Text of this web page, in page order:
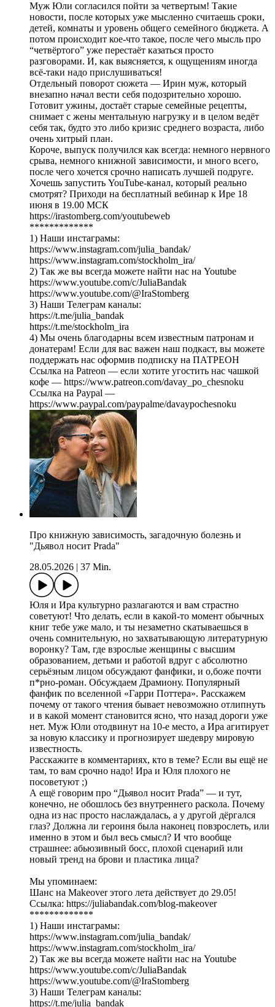
Муж Юли согласился пойти за четвертым! Такие
новости, после которых уже мысленно считаешь сроки,
детей, комнаты и уровень общего семейного бюджета. А
потом происходит кое-что такое, после чего мысль про
“четвёртого” уже перестаёт казаться просто
разговорами. И, как выясняется, к ощущениям иногда
всё-таки надо прислушиваться!
Отдельный поворот сюжета — Ирин муж, который
внезапно начал вести себя подозрительно хорошо.
Готовит ужины, достаёт старые семейные рецепты,
снимает с жены ментальную нагрузку и в целом ведёт
себя так, будто это либо кризис среднего возраста, либо
очень хитрый план.
Короче, выпуск получился как всегда: немного нервного
срыва, немного книжной зависимости, и много всего,
после чего хочется срочно написать лучшей подруге.
Хочешь запустить YouTube-канал, который реально
смотрят? Приходи на бесплатный вебинар к Ире 18
июня в 19.00 МСК
https://irastomberg.com/youtubeweb
*************
1) Наши инстаграмы:
https://www.instagram.com/julia_bandak/
https://www.instagram.com/stockholm_ira/
2) Так же вы всегда можете найти нас на Youtube
https://www.youtube.com/c/JuliaBandak
https://www.youtube.com/@IraStomberg
3) Наши Телеграм каналы:
https://t.me/julia_bandak
https://t.me/stockholm_ira
4) Мы очень благодарны всем известным патронам и
донатерам! Если для вас важен наш подкаст, вы можете
поддержать нас оформив подписку на ПАТРЕОН
Ссылка на Patreon — если хотите угостить нас чашкой
кофе — https://www.patreon.com/davay_po_chesnoku
Ссылка на Paypal —
https://www.paypal.com/paypalme/davaypochesnoku
Про книжную зависимость, загадочную болезнь и
"Дьявол носит Prada"
28.05.2026
37 Min.
Юля и Ира культурно разлагаются и вам страстно
советуют! Что делать, если в какой-то момент обычных
книг тебе уже мало, и ты незаметно скатываешься в
очень сомнительную, но захватывающую литературную
воронку? Там, где взрослые женщины с высшим
образованием, детьми и работой вдруг с абсолютно
серьёзным лицом обсуждают фанфики, и о,боже почти
п*рно-роман. Обсуждаем Драмиону. Популярный
фанфик по вселенной «Гарри Поттера». Расскажем
почему от такого чтения бывает невозможно отлипнуть
и в какой момент становится ясно, что назад дороги уже
нет. Муж Юли отодвинут на 10-е место, а Ира агитирует
за новую классику и прогнозирует шедевру мировую
известность.
Расскажите в комментариях, кто в теме? Если вы ещё не
там, то вам срочно надо! Ира и Юля плохого не
посоветуют ;)
А ещё говорим про “Дьявол носит Prada” — и тут,
конечно, не обошлось без внутреннего раскола. Почему
одна из нас просто наслаждалась, а у другой дёргался
глаз? Должна ли героиня была наконец повзрослеть, или
именно в этом и был весь смысл? И что вообще
страшнее: абьюзивный босс, плохой сценарий или
новый тренд на брови и пластика лица?
Мы упоминаем:
Шанс на Makeover этого лета действует до 29.05!
Ссылка: https://juliabandak.com/blog-makeover
*************
1) Наши инстаграмы:
https://www.instagram.com/julia_bandak/
https://www.instagram.com/stockholm_ira/
2) Так же вы всегда можете найти нас на Youtube
https://www.youtube.com/c/JuliaBandak
https://www.youtube.com/@IraStomberg
3) Наши Телеграм каналы:
https://t.me/julia_bandak